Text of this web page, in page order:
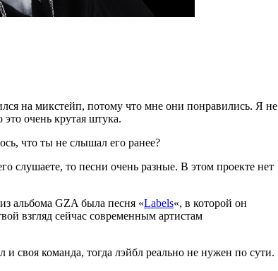
на микстейп, потому что мне они понравились. Я не
очень крутая штука.
что ты не слышал его ранее?
слушаете, то песни очень разные. В этом проекте нет
альбома GZA была песня «Labels«, в которой он
взгляд сейчас современным артистам
и своя команда, тогда лэйбл реально не нужен по сути.